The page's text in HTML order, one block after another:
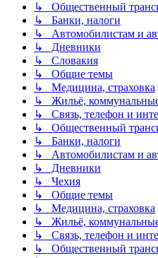
↳ Общественный
↳ Банки, налоги
↳ Автомобилистам и
↳ Дневники
↳ Словакия
↳ Общие темы
↳ Медицина, страховка
↳ Жильё,
↳ Связь, телефон и
↳ Общественный
↳ Банки, налоги
↳ Автомобилистам и
↳ Дневники
↳ Чехия
↳ Общие темы
↳ Медицина, страховка
↳ Жильё,
↳ Связь, телефон и
↳ Общественный